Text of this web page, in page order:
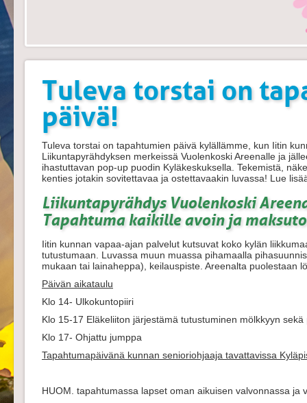
Tuleva torstai on
päivä!
Tuleva torstai on tapahtumien päivä kylällämme, kun Iitin
Liikuntapyrähdyksen merkeissä Vuolenkoski Areenalle ja
ihastuttavan pop-up puodin Kyläkeskuksella. Tekemistä,
kenties jotakin sovitettavaa ja ostettavaakin luvassa! Lue
Liikuntapyrähdys Vuolenkoski
Tapahtuma kaikille avoin ja
Iitin kunnan vapaa-ajan palvelut kutsuvat koko kylän
tutustumaan. Luvassa muun muassa pihamaalla
mukaan tai lainaheppa), keilauspiste. Areenalta puolestaan
Päivän aikataulu
Klo 14- Ulkokuntopiiri
Klo 15-17 Eläkeliiton järjestämä tutustuminen mölkkyyn
Klo 17- Ohjattu jumppa
Tapahtumapäivänä kunnan senioriohjaaja tavattavissa
HUOM. tapahtumassa lapset oman aikuisen valvonnassa